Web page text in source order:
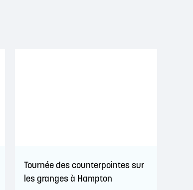
Tournée des counterpointes sur
les granges à Hampton